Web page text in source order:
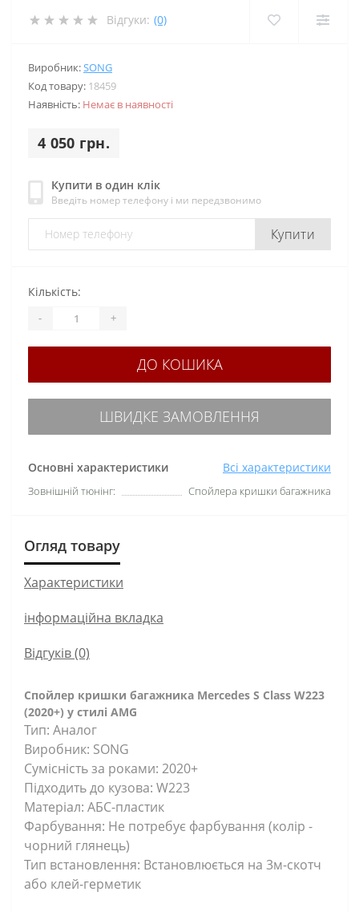
Відгуки: (0)
Виробник:SONG
Код товару: 18459
Наявність: Немає в наявності
4 050 грн.
Купити в один клік
Введіть номер телефону і ми передзвонимо
Купити
Основні характеристики Всі характеристики
Зовнішній тюнінг: Спойлера кришки багажника
Кількість:
- +
ДО КОШИКА
ШВИДКЕ ЗАМОВЛЕННЯ
Огляд товару
Характеристики
інформаційна вкладка
Відгуків (0)
Спойлер кришки багажника Mercedes S Class W223
(2020+) у стилі AMG
Тип: Аналог
Виробник: SONG
Сумісність за роками: 2020+
Підходить до кузова: W223
Матеріал: АБС-пластик
Фарбування: Не потребує фарбування (колір -
чорний глянець)
Тип встановлення: Встановлюється на 3м-скотч
або клей-герметик